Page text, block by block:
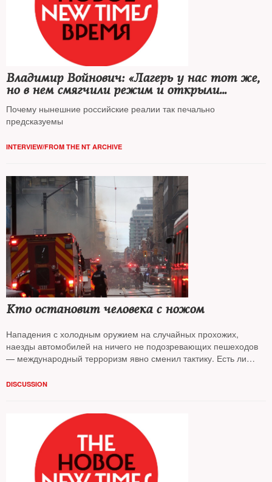
Владимир Войнович: «Лагерь у нас тот же,
но в нем смягчили режим и открыли
ворота»
Почему нынешние российские реалии так печально
предсказуемы
INTERVIEW/FROM THE NT ARCHIVE
Кто остановит человека с ножом
Нападения с холодным оружием на случайных прохожих,
наезды автомобилей на ничего не подозревающих пешеходов
— международный терроризм явно сменил тактику. Есть ли
DISCUSSION